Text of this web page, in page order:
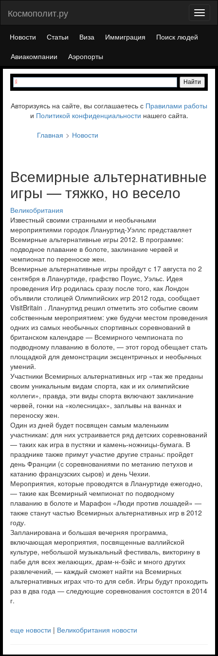
Космополит.ру
Новости Статьи Виза Иммиграция
Поиск людей
Авиакомпании
Аэропорты
Авторизуясь на сайте, вы соглашаетесь с Правилами работы
и Политикой конфиденциальности нашего сайта.
Главная
Новости
Всемирные альтернативные
игры — тяжко, но весело
Великобритания
Известный своими странными и необычными
мероприятиями городок Ллануртид-Уэллс представляет
Всемирные альтернативные игры 2012. В программе:
подводное плавание в болоте, заклинание червей и
чемпионат по переноске жен.
Всемирные альтернативные игры пройдут с 17 августа по 2
сентября в Ллануртиде, графство Поуис, Уэльс. Идея
проведения Игр родилась сразу после того, как Лондон
объявили столицей Олимпийских игр 2012 года, сообщает
VisitBritain . Ллануртид решил отметить это событие своим
собственным мероприятием: уже будучи местом проведения
одних из самых необычных спортивных соревнований в
британском календаре — Всемирного чемпионата по
подводному плаванию в болоте, — этот город обещает стать
площадкой для демонстрации эксцентричных и необычных
умений.
Участники Всемирных альтернативных игр «так же преданы
своим уникальным видам спорта, как и их олимпийские
коллеги», правда, эти виды спорта включают заклинание
червей, гонки на «колесницах», заплывы на ваннах и
переноску жен.
Один из дней будет посвящен самым маленьким
участникам: для них устраивается ряд детских соревнований
— таких как игра в пустяки и камень-ножницы-бумага. В
празднике также примут участие другие страны: пройдет
день Франции (с соревнованиями по метанию петухов и
катанию французских сыров) и день Чехии.
Мероприятия, которые проводятся в Ллануртиде ежегодно,
— такие как Всемирный чемпионат по подводному
плаванию в болоте и Марафон «Люди против лошадей» —
также станут частью Всемирных альтернативных игр в 2012
году.
Запланирована и большая вечерняя программа,
включающая мероприятия, посвященные валлийской
культуре, небольшой музыкальный фестиваль, викторину в
пабе для всех желающих, драм-н-бэйс и много других
развлечений, — каждый сможет найти на Всемирных
альтернативных играх что-то для себя. Игры будут проходить
раз в два года — следующие соревнования состоятся в 2014
г.
еще новости | Великобритания новости